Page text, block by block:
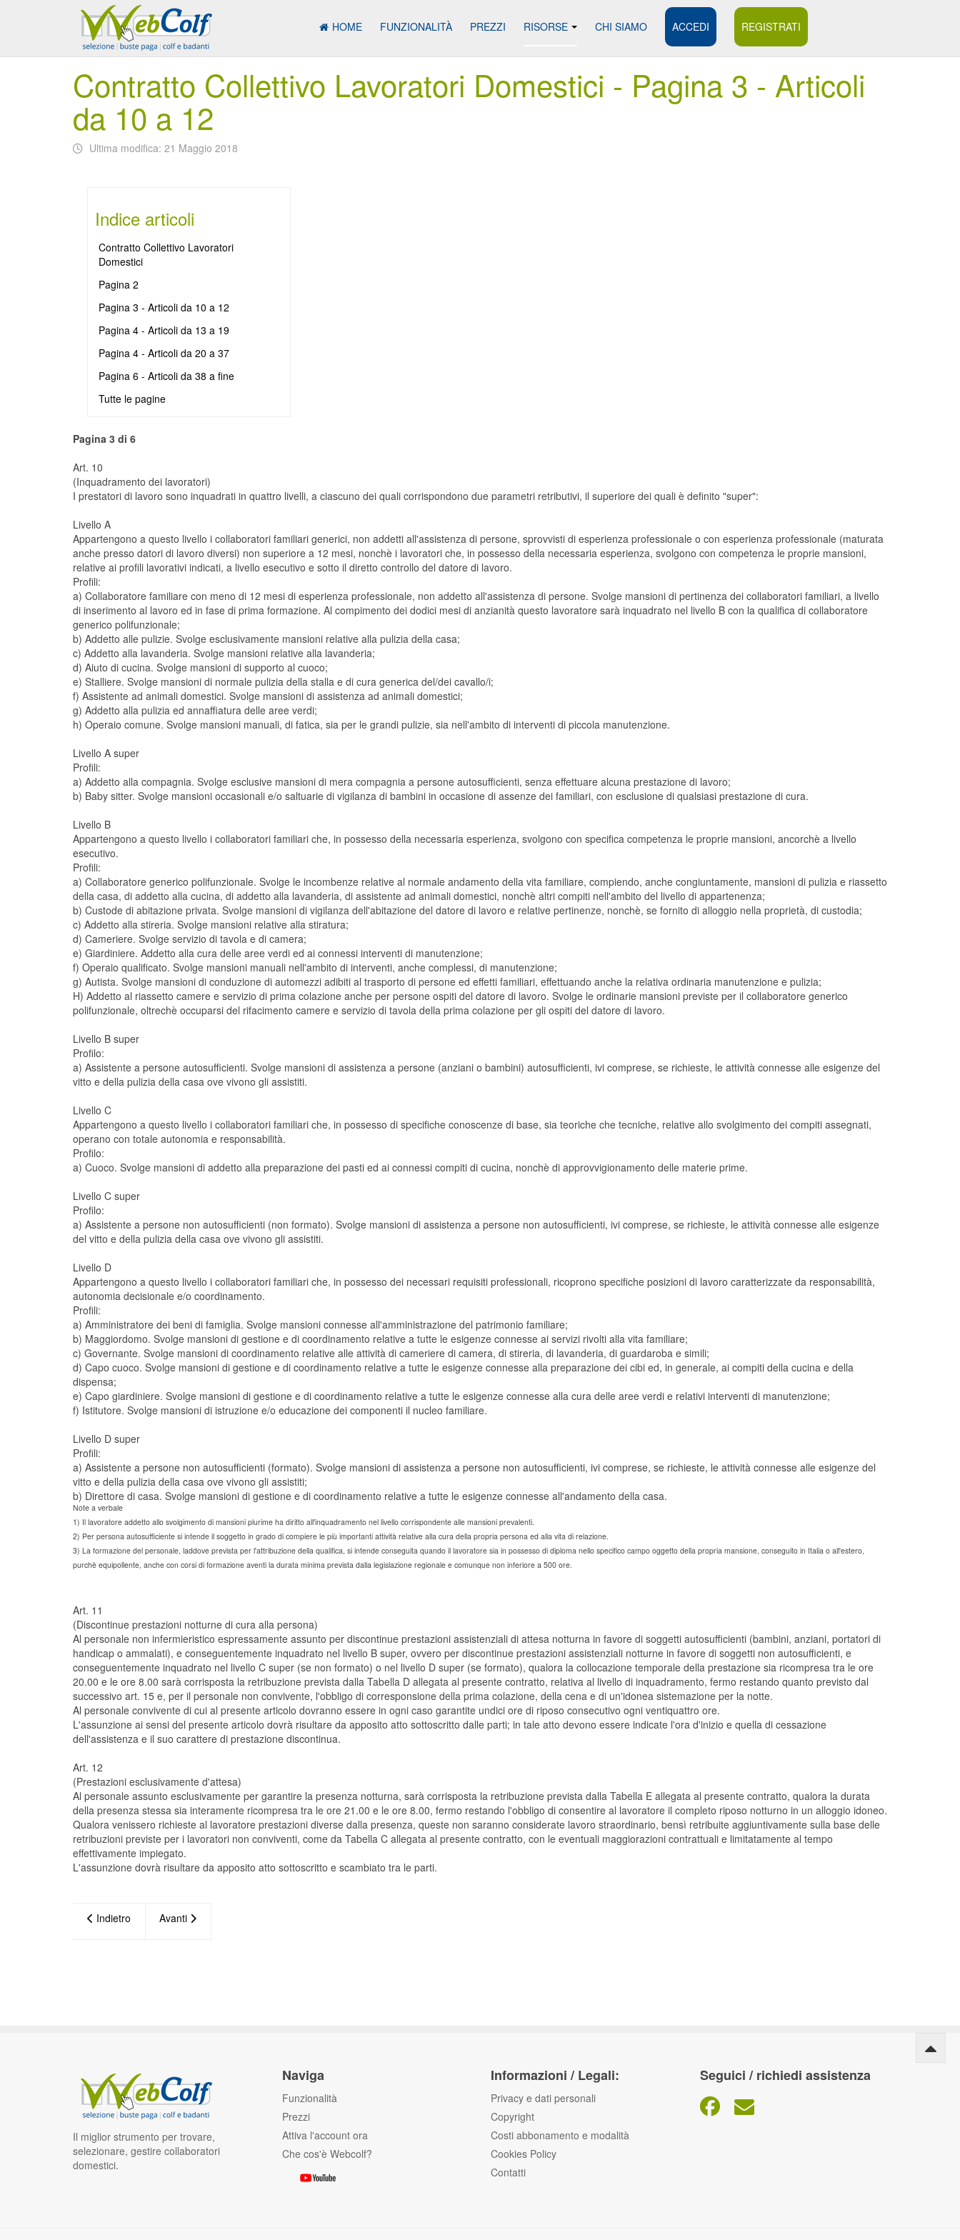
HOME FUNZIONALITÀ PREZZI RISORSE CHI SIAMO ACCEDI REGISTRATI
Contratto Collettivo Lavoratori Domestici - Pagina 3 - Articoli
da 10 a 12
Ultima modifica: 21 Maggio 2018
Indice articoli
Contratto Collettivo Lavoratori
Domestici
Pagina 2
Pagina 3 - Articoli da 10 a 12
Pagina 4 - Articoli da 13 a 19
Pagina 4 - Articoli da 20 a 37
Pagina 6 - Articoli da 38 a fine
Tutte le pagine
Pagina 3 di 6
Art. 10
(Inquadramento dei lavoratori)
I prestatori di lavoro sono inquadrati in quattro livelli, a ciascuno dei quali corrispondono due parametri retributivi, il superiore dei quali è definito "super":
Livello A
Appartengono a questo livello i collaboratori familiari generici, non addetti all'assistenza di persone, sprovvisti di esperienza professionale o con esperienza professionale (maturata
anche presso datori di lavoro diversi) non superiore a 12 mesi, nonchè i lavoratori che, in possesso della necessaria esperienza, svolgono con competenza le proprie mansioni,
relative ai profili lavorativi indicati, a livello esecutivo e sotto il diretto controllo del datore di lavoro.
Profili:
a) Collaboratore familiare con meno di 12 mesi di esperienza professionale, non addetto all'assistenza di persone. Svolge mansioni di pertinenza dei collaboratori familiari, a livello
di inserimento al lavoro ed in fase di prima formazione. Al compimento dei dodici mesi di anzianità questo lavoratore sarà inquadrato nel livello B con la qualifica di collaboratore
generico polifunzionale;
b) Addetto alle pulizie. Svolge esclusivamente mansioni relative alla pulizia della casa;
c) Addetto alla lavanderia. Svolge mansioni relative alla lavanderia;
d) Aiuto di cucina. Svolge mansioni di supporto al cuoco;
e) Stalliere. Svolge mansioni di normale pulizia della stalla e di cura generica del/dei cavallo/i;
f) Assistente ad animali domestici. Svolge mansioni di assistenza ad animali domestici;
g) Addetto alla pulizia ed annaffiatura delle aree verdi;
h) Operaio comune. Svolge mansioni manuali, di fatica, sia per le grandi pulizie, sia nell'ambito di interventi di piccola manutenzione.
Livello A super
Profili:
a) Addetto alla compagnia. Svolge esclusive mansioni di mera compagnia a persone autosufficienti, senza effettuare alcuna prestazione di lavoro;
b) Baby sitter. Svolge mansioni occasionali e/o saltuarie di vigilanza di bambini in occasione di assenze dei familiari, con esclusione di qualsiasi prestazione di cura.
Livello B
Appartengono a questo livello i collaboratori familiari che, in possesso della necessaria esperienza, svolgono con specifica competenza le proprie mansioni, ancorchè a livello
esecutivo.
Profili:
a) Collaboratore generico polifunzionale. Svolge le incombenze relative al normale andamento della vita familiare, compiendo, anche congiuntamente, mansioni di pulizia e riassetto
della casa, di addetto alla cucina, di addetto alla lavanderia, di assistente ad animali domestici, nonchè altri compiti nell'ambito del livello di appartenenza;
b) Custode di abitazione privata. Svolge mansioni di vigilanza dell'abitazione del datore di lavoro e relative pertinenze, nonchè, se fornito di alloggio nella proprietà, di custodia;
c) Addetto alla stireria. Svolge mansioni relative alla stiratura;
d) Cameriere. Svolge servizio di tavola e di camera;
e) Giardiniere. Addetto alla cura delle aree verdi ed ai connessi interventi di manutenzione;
f) Operaio qualificato. Svolge mansioni manuali nell'ambito di interventi, anche complessi, di manutenzione;
g) Autista. Svolge mansioni di conduzione di automezzi adibiti al trasporto di persone ed effetti familiari, effettuando anche la relativa ordinaria manutenzione e pulizia;
H) Addetto al riassetto camere e servizio di prima colazione anche per persone ospiti del datore di lavoro. Svolge le ordinarie mansioni previste per il collaboratore generico
polifunzionale, oltrechè occuparsi del rifacimento camere e servizio di tavola della prima colazione per gli ospiti del datore di lavoro.
Livello B super
Profilo:
a) Assistente a persone autosufficienti. Svolge mansioni di assistenza a persone (anziani o bambini) autosufficienti, ivi comprese, se richieste, le attività connesse alle esigenze del
vitto e della pulizia della casa ove vivono gli assistiti.
Livello C
Appartengono a questo livello i collaboratori familiari che, in possesso di specifiche conoscenze di base, sia teoriche che tecniche, relative allo svolgimento dei compiti assegnati,
operano con totale autonomia e responsabilità.
Profilo:
a) Cuoco. Svolge mansioni di addetto alla preparazione dei pasti ed ai connessi compiti di cucina, nonchè di approvvigionamento delle materie prime.
Livello C super
Profilo:
a) Assistente a persone non autosufficienti (non formato). Svolge mansioni di assistenza a persone non autosufficienti, ivi comprese, se richieste, le attività connesse alle esigenze
del vitto e della pulizia della casa ove vivono gli assistiti.
Livello D
Appartengono a questo livello i collaboratori familiari che, in possesso dei necessari requisiti professionali, ricoprono specifiche posizioni di lavoro caratterizzate da responsabilità,
autonomia decisionale e/o coordinamento.
Profili:
a) Amministratore dei beni di famiglia. Svolge mansioni connesse all'amministrazione del patrimonio familiare;
b) Maggiordomo. Svolge mansioni di gestione e di coordinamento relative a tutte le esigenze connesse ai servizi rivolti alla vita familiare;
c) Governante. Svolge mansioni di coordinamento relative alle attività di cameriere di camera, di stireria, di lavanderia, di guardaroba e simili;
d) Capo cuoco. Svolge mansioni di gestione e di coordinamento relative a tutte le esigenze connesse alla preparazione dei cibi ed, in generale, ai compiti della cucina e della
dispensa;
e) Capo giardiniere. Svolge mansioni di gestione e di coordinamento relative a tutte le esigenze connesse alla cura delle aree verdi e relativi interventi di manutenzione;
f) Istitutore. Svolge mansioni di istruzione e/o educazione dei componenti il nucleo familiare.
Livello D super
Profili:
a) Assistente a persone non autosufficienti (formato). Svolge mansioni di assistenza a persone non autosufficienti, ivi comprese, se richieste, le attività connesse alle esigenze del
vitto e della pulizia della casa ove vivono gli assistiti;
b) Direttore di casa. Svolge mansioni di gestione e di coordinamento relative a tutte le esigenze connesse all'andamento della casa.
Note a verbale
1) Il lavoratore addetto allo svolgimento di mansioni plurime ha diritto all'inquadramento nel livello corrispondente alle mansioni prevalenti.
2) Per persona autosufficiente si intende il soggetto in grado di compiere le più importanti attività relative alla cura della propria persona ed alla vita di relazione.
3) La formazione del personale, laddove prevista per l'attribuzione della qualifica, si intende conseguita quando il lavoratore sia in possesso di diploma nello specifico campo oggetto della propria mansione, conseguito in Italia o all'estero,
purchè equipollente, anche con corsi di formazione aventi la durata minima prevista dalla legislazione regionale e comunque non inferiore a 500 ore.
Art. 11
(Discontinue prestazioni notturne di cura alla persona)
Al personale non infermieristico espressamente assunto per discontinue prestazioni assistenziali di attesa notturna in favore di soggetti autosufficienti (bambini, anziani, portatori di
handicap o ammalati), e conseguentemente inquadrato nel livello B super, ovvero per discontinue prestazioni assistenziali notturne in favore di soggetti non autosufficienti, e
conseguentemente inquadrato nel livello C super (se non formato) o nel livello D super (se formato), qualora la collocazione temporale della prestazione sia ricompresa tra le ore
20.00 e le ore 8.00 sarà corrisposta la retribuzione prevista dalla Tabella D allegata al presente contratto, relativa al livello di inquadramento, fermo restando quanto previsto dal
successivo art. 15 e, per il personale non convivente, l'obbligo di corresponsione della prima colazione, della cena e di un'idonea sistemazione per la notte.
Al personale convivente di cui al presente articolo dovranno essere in ogni caso garantite undici ore di riposo consecutivo ogni ventiquattro ore.
L'assunzione ai sensi del presente articolo dovrà risultare da apposito atto sottoscritto dalle parti; in tale atto devono essere indicate l'ora d'inizio e quella di cessazione
dell'assistenza e il suo carattere di prestazione discontinua.
Art. 12
(Prestazioni esclusivamente d'attesa)
Al personale assunto esclusivamente per garantire la presenza notturna, sarà corrisposta la retribuzione prevista dalla Tabella E allegata al presente contratto, qualora la durata
della presenza stessa sia interamente ricompresa tra le ore 21.00 e le ore 8.00, fermo restando l'obbligo di consentire al lavoratore il completo riposo notturno in un alloggio idoneo.
Qualora venissero richieste al lavoratore prestazioni diverse dalla presenza, queste non saranno considerate lavoro straordinario, bensì retribuite aggiuntivamente sulla base delle
retribuzioni previste per i lavoratori non conviventi, come da Tabella C allegata al presente contratto, con le eventuali maggiorazioni contrattuali e limitatamente al tempo
effettivamente impiegato.
L'assunzione dovrà risultare da apposito atto sottoscritto e scambiato tra le parti.
Indietro Avanti
Il miglior strumento per trovare,
selezionare, gestire collaboratori
domestici.
Naviga
Funzionalità
Prezzi
Attiva l'account ora
Che cos'è Webcolf?
Informazioni / Legali:
Privacy e dati personali
Copyright
Costi abbonamento e modalità
Cookies Policy
Contatti
Seguici / richiedi assistenza